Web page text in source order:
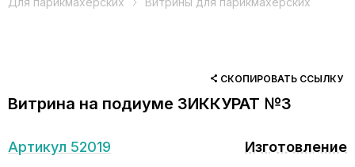
СКОПИРОВАТЬ ССЫЛКУ
Витрина на подиуме ЗИККУРАТ №3
Артикул 52019 Изготовление